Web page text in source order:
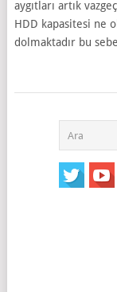
aygıtları artık
HDD kapasitesi ne
dolmaktadır bu